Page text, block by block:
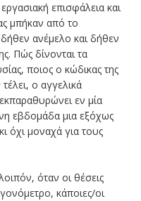
επισφάλεια και
μπήκαν από το
ανέμελο και δήθεν
Πώς δίνονται τα
ποιος ο κώδικας της
ο αγγελικά
εν μία
εβδομάδα μια εξόχως
όχι μοναχά για τους
όταν οι θέσεις
κάποιες/οι